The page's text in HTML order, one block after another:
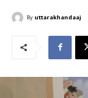
By uttarakhandaaj